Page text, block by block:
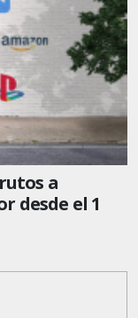
a
desde el 1